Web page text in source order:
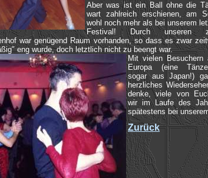
Aber was ist ein Ball ohne die
wart zahlreich erschienen, am
wohl noch mehr als bei unserem
Festival! Durch unseren
war genügend Raum vorhanden, so dass es zwar
eng wurde, doch letztlich nicht zu beengt war.
Mit vielen Besuchern
Europa (eine
sogar aus Japan!)
herzliches
denke, viele von
wir im Laufe des
spätestens bei
Zurück